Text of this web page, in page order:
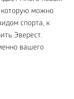
которую можно
спорта, к
Эверест.
вашего